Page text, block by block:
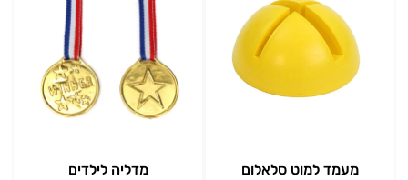
מעמד למוט סלאלום
מדליה לילדים